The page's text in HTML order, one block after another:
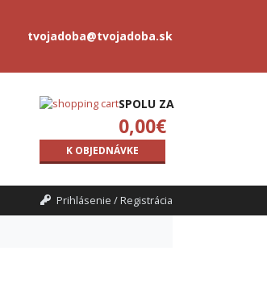
tvojadoba@tvojadoba.sk
SPOLU ZA
0,00€
K OBJEDNÁVKE
Prihlásenie / Registrácia